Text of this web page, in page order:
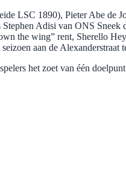
LSC 1890), Pieter Abe de
Adisi van ONS
the wing” rent, Sherello
aan de Alexanderstraat
het zoet van één